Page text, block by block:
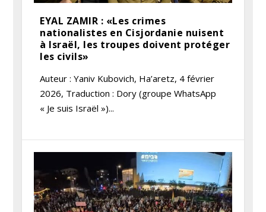
EYAL ZAMIR : «Les crimes
nationalistes en Cisjordanie nuisent
à Israël, les troupes doivent protéger
les civils»
Auteur : Yaniv Kubovich, Ha’aretz, 4 février
2026, Traduction : Dory (groupe WhatsApp
« Je suis Israël »)...